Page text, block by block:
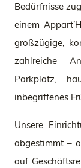
Bedürfnisse
einem
großzügige,
zahlreiche
Parkplatz,
inbegriffenes
Unsere
abgestimmt –
auf